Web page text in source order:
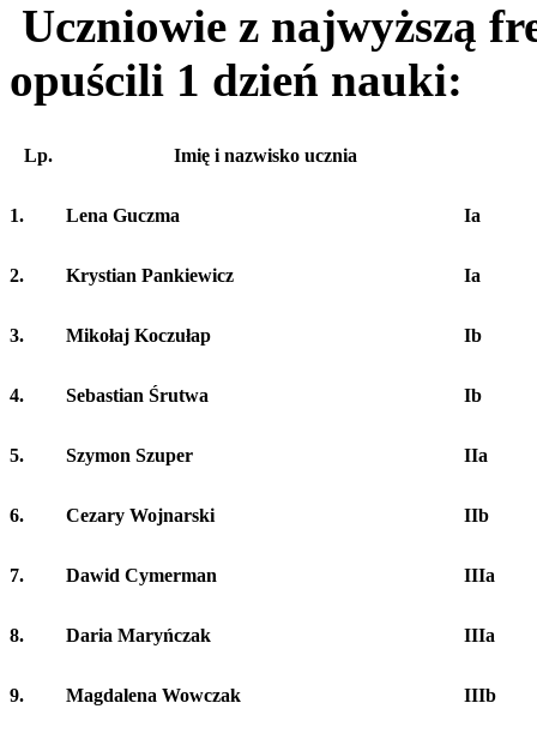
Uczniowie z najwyższą
opuścili 1 dzień nauki:
Lp. Imię i nazwisko ucznia
1. Lena Guczma Ia
2. Krystian Pankiewicz Ia
3. Mikołaj Koczułap Ib
4. Sebastian Śrutwa Ib
5. Szymon Szuper IIa
6. Cezary Wojnarski IIb
7. Dawid Cymerman IIIa
8. Daria Maryńczak IIIa
9. Magdalena Wowczak IIIb